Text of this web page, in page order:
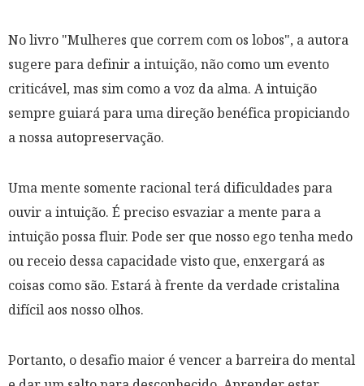
No livro "Mulheres que correm com os lobos", a autora
sugere para definir a intuição, não como um evento
criticável, mas sim como a voz da alma. A intuição
sempre guiará para uma direção benéfica propiciando
a nossa autopreservação.
Uma mente somente racional terá dificuldades para
ouvir a intuição. É preciso esvaziar a mente para a
intuição possa fluir. Pode ser que nosso ego tenha medo
ou receio dessa capacidade visto que, enxergará as
coisas como são. Estará à frente da verdade cristalina
difícil aos nosso olhos.
Portanto, o desafio maior é vencer a barreira do mental